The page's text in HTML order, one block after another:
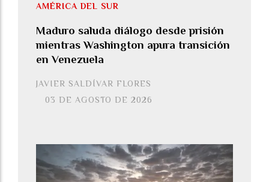
Maduro saluda diálogo desde prisión
mientras Washington apura transición
en Venezuela
JAVIER SALDÍVAR FLORES
AMÉRICA DEL SUR
03 DE AGOSTO DE 2026